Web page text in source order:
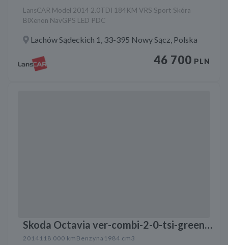
LansCAR Model 2014 2.0TDI 184KM VRS Sport Skóra
BiXenon NavGPS LED PDC
Lachów Sądeckich 1, 33-395 Nowy Sącz, Polska
46 700 PLN
Skoda Octavia ver-combi-2-0-tsi-green-
tec-rs
2014 118 000 km Benzyna 1984 cm3